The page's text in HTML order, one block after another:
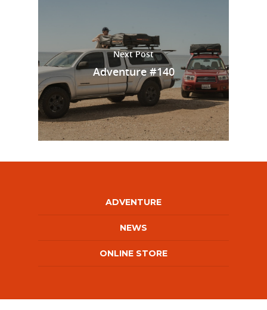
Next Post
Adventure #140
ADVENTURE
NEWS
ONLINE STORE